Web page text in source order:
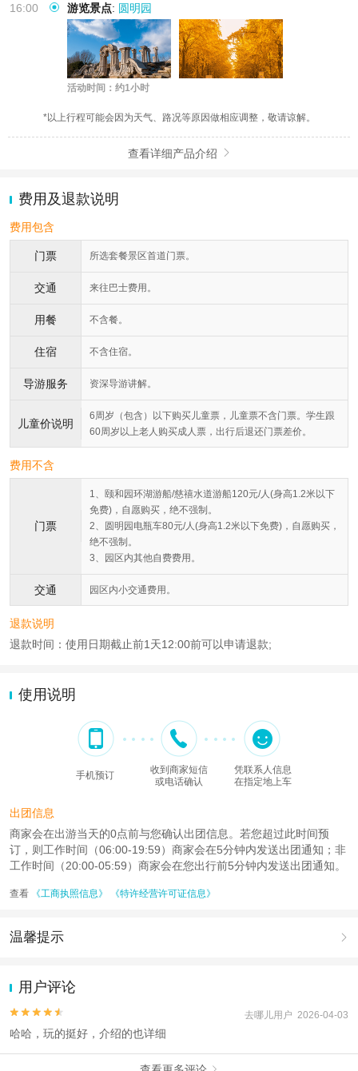
16:00 游览景点: 圆明园
活动时间：约1小时
*以上行程可能会因为天气、路况等原因做相应调整，敬请谅解。
查看详细产品介绍 
费用及退款说明
费用包含
门票 所选套餐景区首道门票。
交通 来往巴士费用。
用餐 不含餐。
住宿 不含住宿。
导游服务 资深导游讲解。
儿童价说明
6周岁（包含）以下购买儿童票，儿童票不含门票。学生跟
60周岁以上老人购买成人票，出行后退还门票差价。
费用不含
门票
1、颐和园环湖游船/慈禧水道游船120元/人(身高1.2米以下
免费)，自愿购买，绝不强制。
2、圆明园电瓶车80元/人(身高1.2米以下免费)，自愿购买，
绝不强制。
3、园区内其他自费费用。
交通 园区内小交通费用。
退款说明
退款时间：使用日期截止前1天12:00前可以申请退款;
使用说明
手机预订
收到商家短信
或电话确认
凭联系人信息
在指定地上车
出团信息
商家会在出游当天的0点前与您确认出团信息。若您超过此时间预
订，则工作时间（06:00-19:59）商家会在5分钟内发送出团通知；非
工作时间（20:00-05:59）商家会在您出行前5分钟内发送出团通知。
查看 《工商执照信息》 《特许经营许可证信息》
温馨提示 
动（如跳伞、潜水、滑雪等）前，请务必仔细阅读
2.为普及旅游安全知识及旅游文明公约，使您的旅程顺利圆满完成，
特制定《去哪儿网旅游安全手册》 ，请您认真阅读并切实遵守。
用户评论

 去哪儿用户 2026-04-03
哈哈，玩的挺好，介绍的也详细